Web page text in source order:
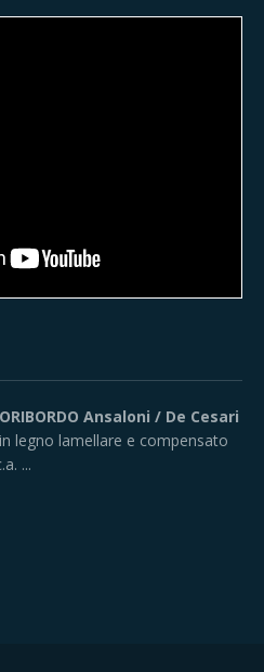
Ansaloni / De Cesari
legno lamellare e compensato
...